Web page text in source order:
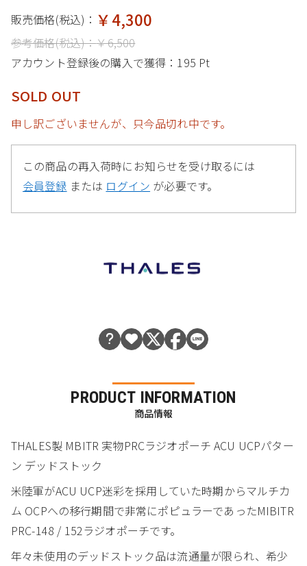
販売価格(税込)： ￥4,300
参考価格(税込)：￥6,500
アカウント登録後の購入で獲得： 195 Pt
SOLD OUT
申し訳ございませんが、只今品切れ中です。
この商品の再入荷時にお知らせを受け取るには
会員登録 または ログイン が必要です。
PRODUCT INFORMATION
商品情報
THALES製 MBITR 実物PRCラジオポーチ ACU UCPパター
ン デッドストック
米陸軍がACU UCP迷彩を採用していた時期からマルチカ
ム OCPへの移行期間で非常にポピュラーであったMIBITR
PRC-148 / 152ラジオポーチです。
年々未使用のデッドストック品は流通量が限られ、希少